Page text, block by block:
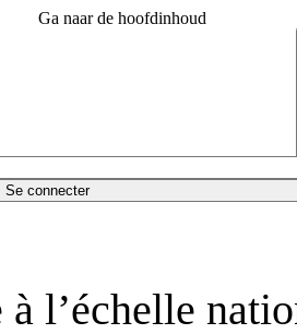
Ga naar de hoofdinhoud
Se connecter
l’échelle